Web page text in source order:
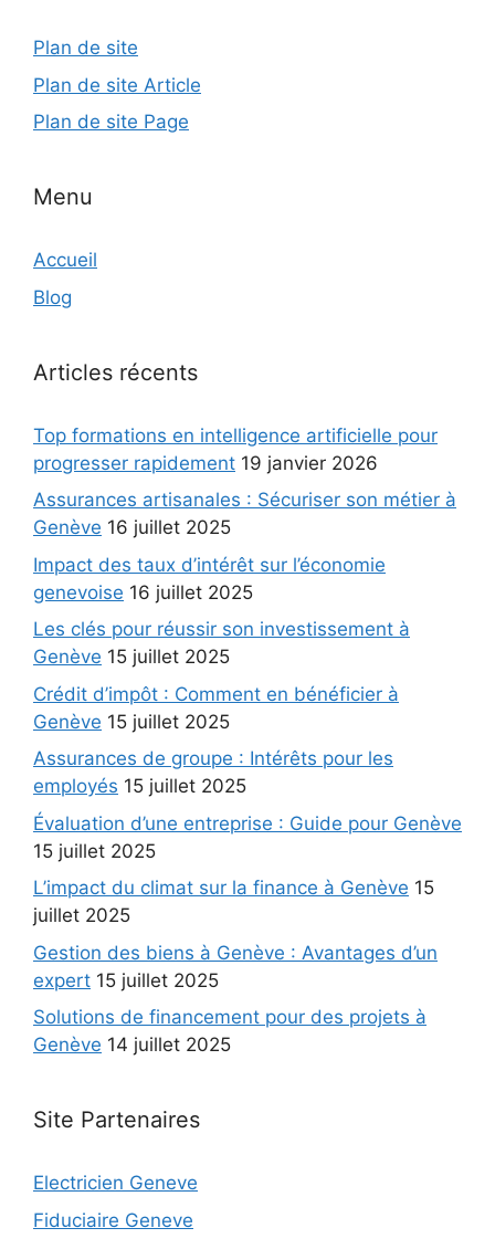
Plan de site
Plan de site Article
Plan de site Page
Menu
Accueil
Blog
Articles récents
Top formations en intelligence artificielle pour
progresser rapidement 19 janvier 2026
Assurances artisanales : Sécuriser son métier à
Genève 16 juillet 2025
Impact des taux d’intérêt sur l’économie
genevoise 16 juillet 2025
Les clés pour réussir son investissement à
Genève 15 juillet 2025
Crédit d’impôt : Comment en bénéficier à
Genève 15 juillet 2025
Assurances de groupe : Intérêts pour les
employés 15 juillet 2025
Évaluation d’une entreprise : Guide pour Genève
15 juillet 2025
L’impact du climat sur la finance à Genève 15
juillet 2025
Gestion des biens à Genève : Avantages d’un
expert 15 juillet 2025
Solutions de financement pour des projets à
Genève 14 juillet 2025
Site Partenaires
Electricien Geneve
Fiduciaire Geneve